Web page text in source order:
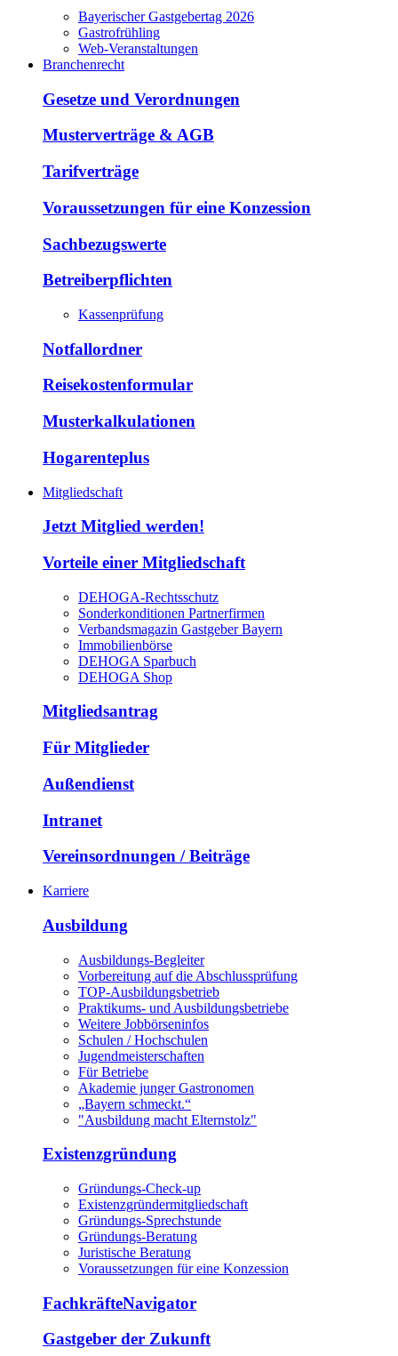
Bayerischer Gastgebertag 2026
Gastrofrühling
Web-Veranstaltungen
Branchenrecht
Gesetze und Verordnungen
Musterverträge & AGB
Tarifverträge
Voraussetzungen für eine Konzession
Sachbezugswerte
Betreiberpflichten
Kassenprüfung
Notfallordner
Reisekostenformular
Musterkalkulationen
Hogarenteplus
Mitgliedschaft
Jetzt Mitglied werden!
Vorteile einer Mitgliedschaft
DEHOGA-Rechtsschutz
Sonderkonditionen Partnerfirmen
Verbandsmagazin Gastgeber Bayern
Immobilienbörse
DEHOGA Sparbuch
DEHOGA Shop
Mitgliedsantrag
Für Mitglieder
Außendienst
Intranet
Vereinsordnungen / Beiträge
Karriere
Ausbildung
Ausbildungs-Begleiter
Vorbereitung auf die Abschlussprüfung
TOP-Ausbildungsbetrieb
Praktikums- und Ausbildungsbetriebe
Weitere Jobbörseninfos
Schulen / Hochschulen
Jugendmeisterschaften
Für Betriebe
Akademie junger Gastronomen
„Bayern schmeckt.“
"Ausbildung macht Elternstolz"
Existenzgründung
Gründungs-Check-up
Existenzgründermitgliedschaft
Gründungs-Sprechstunde
Gründungs-Beratung
Juristische Beratung
Voraussetzungen für eine Konzession
FachkräfteNavigator
Gastgeber der Zukunft